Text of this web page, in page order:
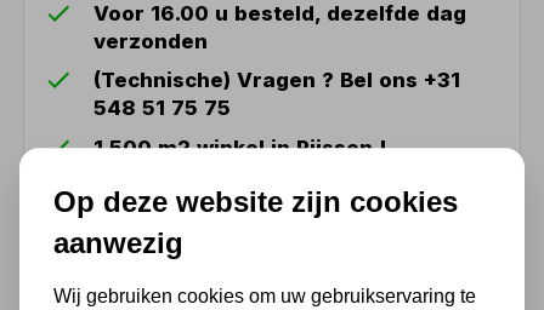
Voor 16.00 u besteld, dezelfde dag
verzonden
(Technische) Vragen ? Bel ons +31
548 51 75 75
1.500 m2 winkel in Rijssen !
Twents familiebedrijf sinds 1992 !
Op deze website zijn cookies
aanwezig
Wij gebruiken cookies om uw gebruikservaring te